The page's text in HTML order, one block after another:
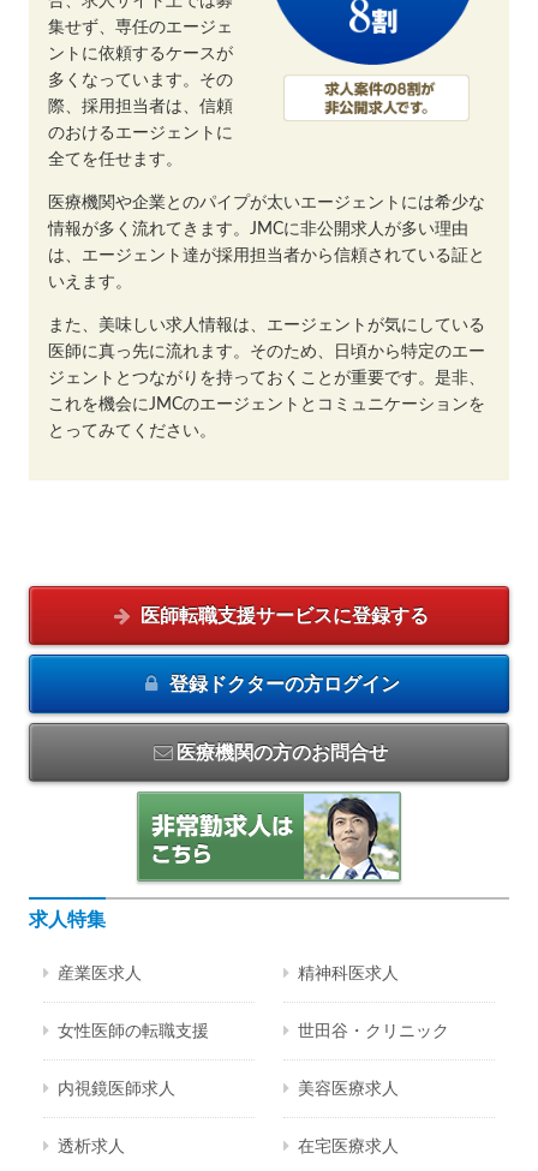
集せず、専任のエージェ
ントに依頼するケースが
多くなっています。その
際、採用担当者は、信頼
のおけるエージェントに
全てを任せます。
医療機関や企業とのパイプが太いエージェントには希少な
情報が多く流れてきます。JMCに非公開求人が多い理由
は、エージェント達が採用担当者から信頼されている証と
いえます。
また、美味しい求人情報は、エージェントが気にしている
医師に真っ先に流れます。そのため、日頃から特定のエー
ジェントとつながりを持っておくことが重要です。是非、
これを機会にJMCのエージェントとコミュニケーションを
とってみてください。
医師転職支援サービスに登録する
登録ドクターの方ログイン
医療機関の方のお問合せ
求人特集
産業医求人 精神科医求人
女性医師の転職支援 世田谷・クリニック
内視鏡医師求人 美容医療求人
透析求人 在宅医療求人